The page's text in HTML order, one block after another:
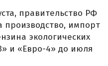
правительство РФ
импорт
экологических
и «Евро-4» до июля